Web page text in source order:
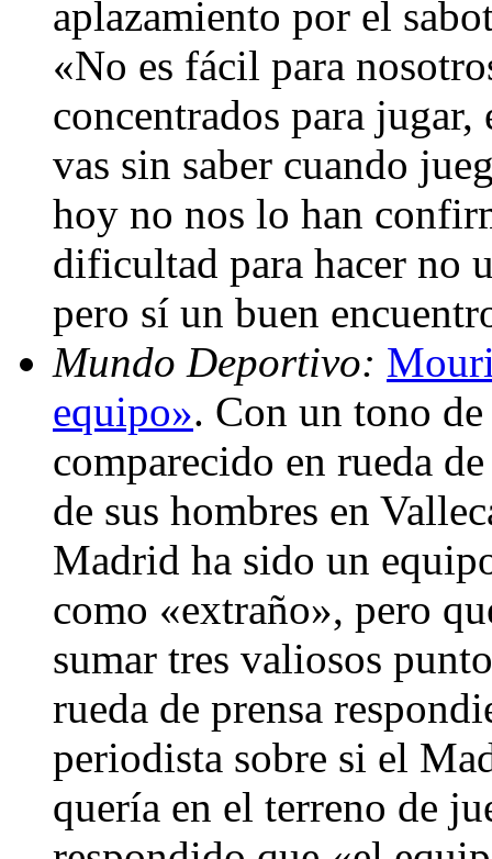
aplazamiento por el
«No es fácil para
concentrados para jugar,
vas sin saber cuando
hoy no nos lo han
dificultad para hacer no
pero sí un buen
Mundo Deportivo:
equipo». Con un tono
comparecido en rueda
de sus hombres en
Madrid ha sido un
como «extraño», pero
sumar tres valiosos
rueda de prensa
periodista sobre si el
quería en el terreno de